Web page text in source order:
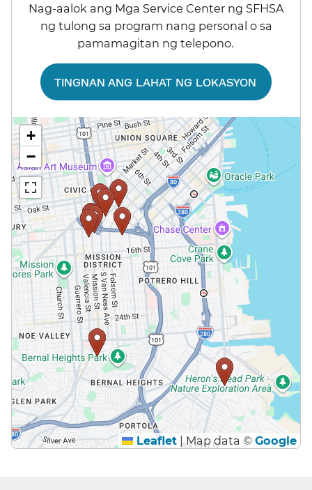
Nag-aalok ang Mga Service Center ng SFHSA
ng tulong sa program nang personal o sa
pamamagitan ng telepono.​​
TINGNAN ANG LAHAT NG LOKASYON​​
+
−
Leaflet |Map data © Google